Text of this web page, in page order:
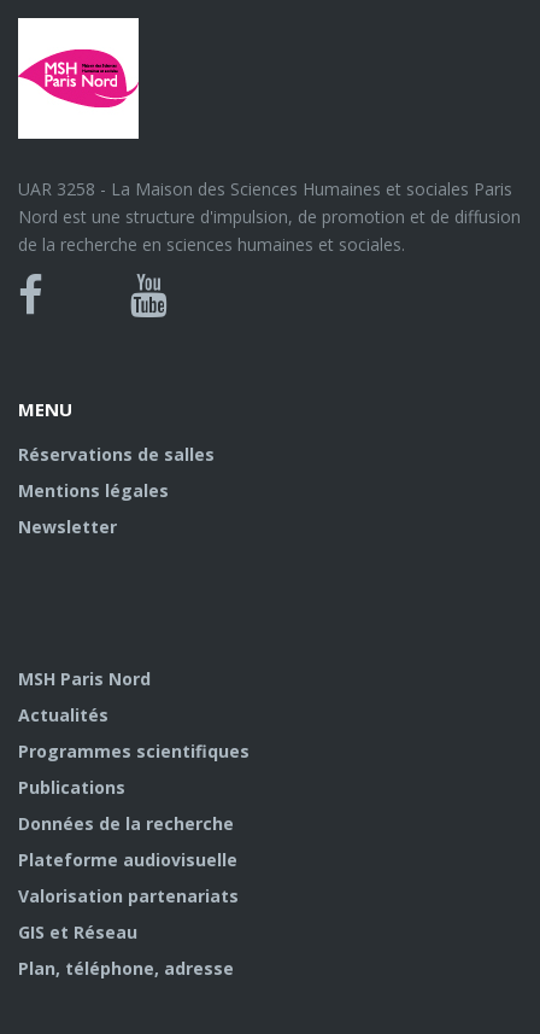
UAR 3258 - La Maison des Sciences Humaines et sociales Paris
Nord est une structure d'impulsion, de promotion et de diffusion
de la recherche en sciences humaines et sociales.
Bluesky
Canal
MENU
Réservations de salles
Mentions légales
Newsletter
MSH Paris Nord
Actualités
Programmes scientifiques
Publications
Données de la recherche
Plateforme audiovisuelle
Valorisation partenariats
GIS et Réseau
Plan, téléphone, adresse